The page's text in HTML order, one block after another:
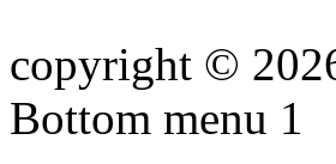
copyright ©
Bottom menu 1